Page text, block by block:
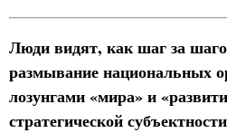
Люди видят, как шаг за
размывание национальных
лозунгами «мира» и
стратегической